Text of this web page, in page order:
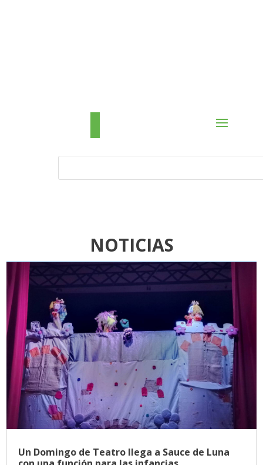
NOTICIAS
Un Domingo de Teatro llega a Sauce de Luna